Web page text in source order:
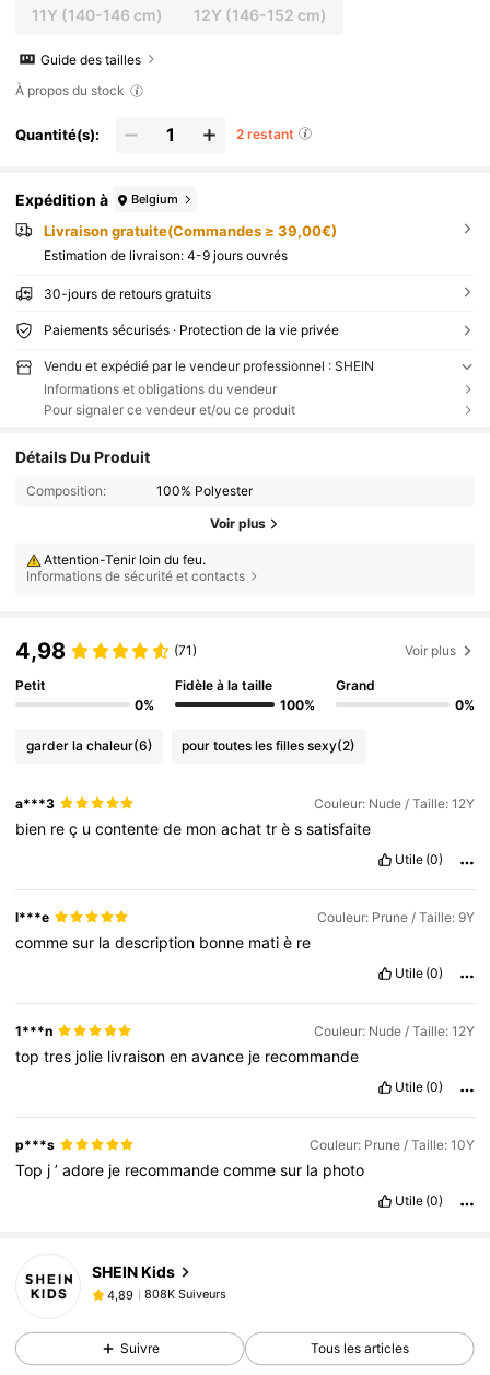
11Y (140-146 cm) 12Y (146-152 cm)
Guide des tailles
À propos du stock
Quantité(s): 2 restant
Expédition à Belgium
Livraison gratuite(Commandes ≥ 39,00€)
Estimation de livraison: 4-9 jours ouvrés
30-jours de retours gratuits
Paiements sécurisés · Protection de la vie privée
Vendu et expédié par le vendeur professionnel : SHEIN
Informations et obligations du vendeur
Pour signaler ce vendeur et/ou ce produit
Détails Du Produit
Composition: 100% Polyester
Voir plus
Attention-Tenir loin du feu.
Informations de sécurité et contacts
4,98 (71) Voir plus
Petit
0%
Fidèle à la taille
100%
Grand
0%
garder la chaleur(6) pour toutes les filles sexy(2)
a***3 Couleur: Nude / Taille: 12Y
bien reç ucontentede monachattrèssatisfaite
Utile (0)
l***e Couleur: Prune / Taille: 9Y
commesur ladescription bonne matiè re
Utile (0)
1***n Couleur: Nude / Taille: 12Y
toptres jolie livraisonenavance je recommande
Utile (0)
p***s Couleur: Prune / Taille: 10Y
Top j’adore je recommandecommesur la photo
Utile (0)
SHEIN Kids
4,89 808K Suiveurs
4,89 808K Suiveurs
4,89 808K Suiveurs
Suivre Tous les articles